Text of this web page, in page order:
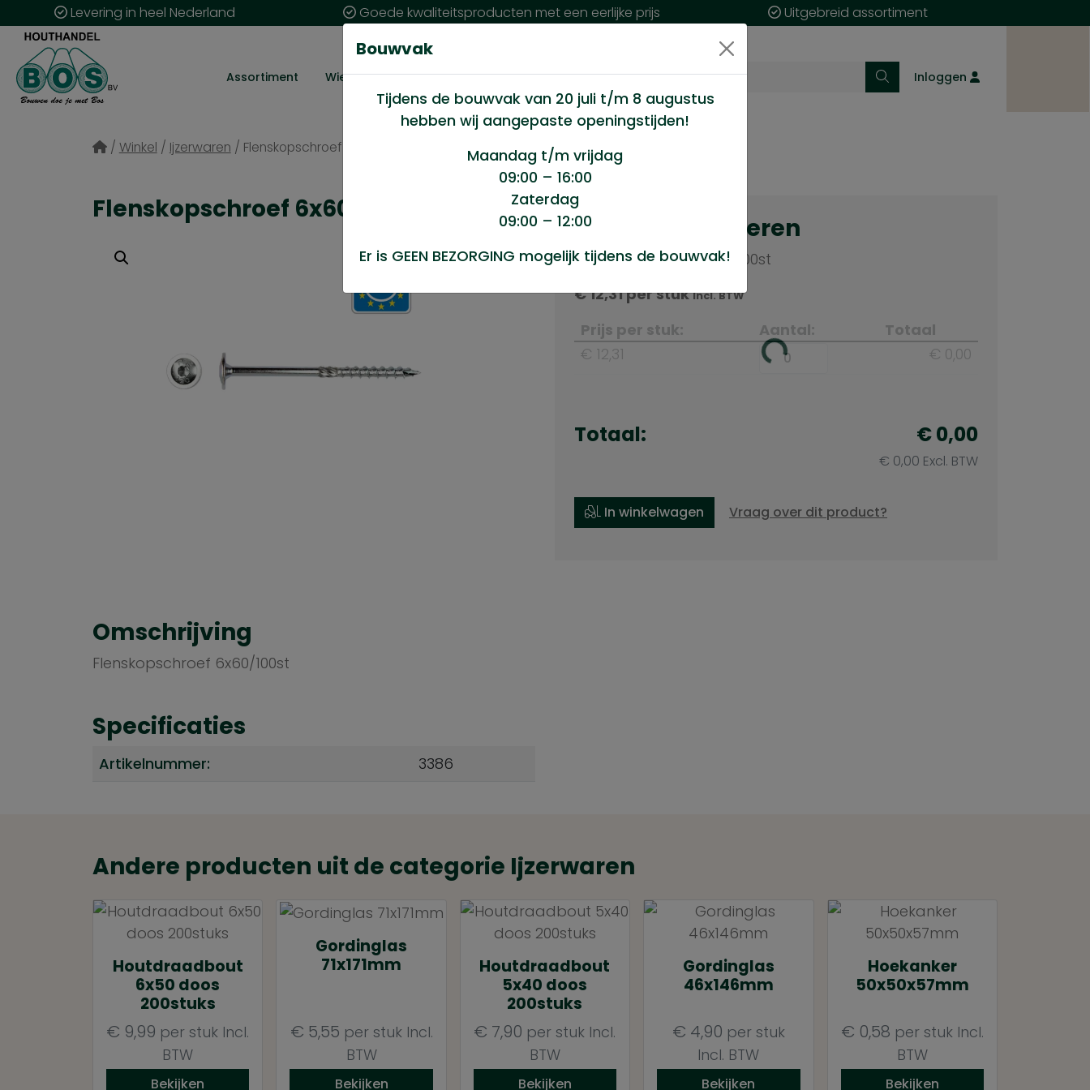
Levering in heel Nederland Goede kwaliteitsproducten met een eerlijke prijs Uitgebreid assortiment
Assortiment Wie zijn wij? Klantenservice Nieuws Inloggen
/ Winkel / Ijzerwaren / Flenskopschroef 6×60/100st
Flenskopschroef 6x60/100st
Product selecteren
Flenskopschroef 6x60/100st
€12,31per stukIncl. BTW
Prijs per stuk: Aantal:
Totaal
€ 12,31
€ 0,00
Totaal: € 0,00
€ 0,00 Excl. BTW
In winkelwagen Vraag over dit product?
Omschrijving
Flenskopschroef 6x60/100st
Specificaties
Artikelnummer: 3386
Andere producten uit de categorie Ijzerwaren
Houtdraadbout
6x50 doos
200stuks
€ 9,99 per stuk Incl.
BTW
Bekijken
Gordinglas
71x171mm
€ 5,55 per stuk Incl.
BTW
Bekijken
Houtdraadbout
5x40 doos
200stuks
€ 7,90 per stuk Incl.
BTW
Bekijken
Gordinglas
46x146mm
€ 4,90 per stuk
Incl. BTW
Bekijken
Hoekanker
50x50x57mm
€ 0,58 per stuk Incl.
BTW
Bekijken
Bouwvak
Tijdens de bouwvak van 20 juli t/m 8 augustus
hebben wij aangepaste openingstijden!
Maandag t/m vrijdag
09:00 – 16:00
Zaterdag
09:00 – 12:00
Er is GEEN BEZORGING mogelijk tijdens de bouwvak!